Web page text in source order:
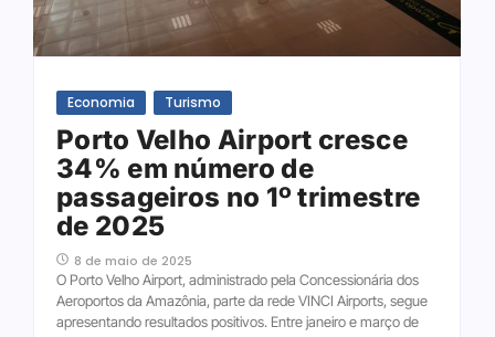
Economia Turismo
Porto Velho Airport cresce
34% em número de
passageiros no 1º trimestre
de 2025
8 de maio de 2025
O Porto Velho Airport, administrado pela Concessionária dos
Aeroportos da Amazônia, parte da rede VINCI Airports, segue
apresentando resultados positivos. Entre janeiro e março de